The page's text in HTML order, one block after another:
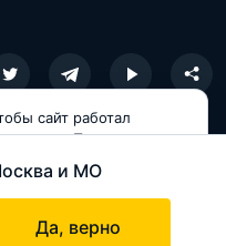
и МО
Да, верно
сайт работал
для вас. Продолжая